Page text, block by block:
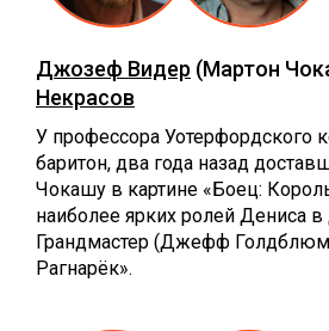
Джозеф Видер (Мартон
Некрасов
У профессора Уотерфордского
баритон, два года назад
Чокашу в картине «Боец:
наиболее ярких ролей Дениса
Грандмастер (Джефф
Рагнарёк».